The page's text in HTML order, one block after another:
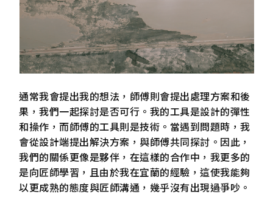
通常我會提出我的想法，師傅則會提出處理方案和後
果，我們一起探討是否可行。我的工具是設計的彈性
和操作，而師傅的工具則是技術。當遇到問題時，我
會從設計端提出解決方案，與師傅共同探討。因此，
我們的關係更像是夥伴，在這樣的合作中，我更多的
是向匠師學習，且由於我在宜蘭的經驗，這使我能夠
以更成熟的態度與匠師溝通，幾乎沒有出現過爭吵。